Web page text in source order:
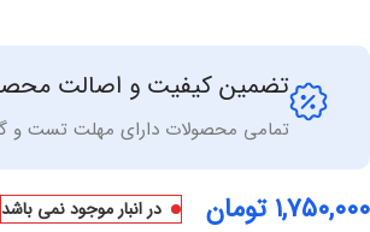
تضمین کیفیت و اصالت
تمامی محصولات دارای مهلت تست و
۱,۷۵۰,۰۰۰ تومان
در انبار موجود نمی باشد